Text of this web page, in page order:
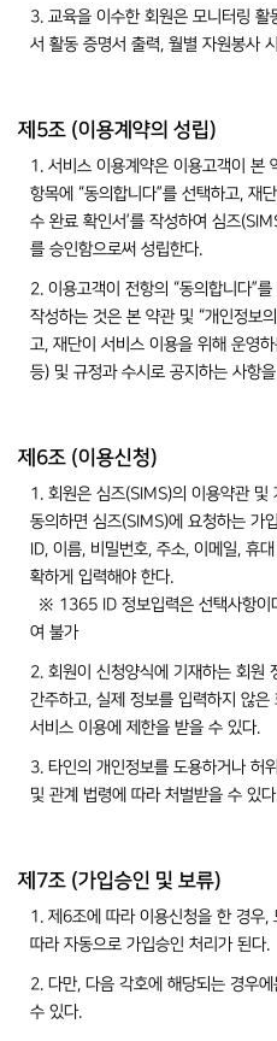
3. 교육을 이수한 회원은 모니터링 활
서 활동 증명서 출력, 월별 자원봉사
제5조 (이용계약의 성립)
1. 서비스 이용계약은 이용고객이 본
항목에 “동의합니다”를 선택하고, 재
수 완료 확인서’를 작성하여 심즈
를 승인함으로써 성립한다.
2. 이용고객이 전항의 “동의합니다”
작성하는 것은 본 약관 및 “개인정보
고, 재단이 서비스 이용을 위해 운영
등) 및 규정과 수시로 공지하는 사항
제6조 (이용신청)
1. 회원은 심즈(SIMS)의 이용약관 및
동의하면 심즈(SIMS)에 요청하는 가
ID, 이름, 비밀번호, 주소, 이메일, 휴
확하게 입력해야 한다.
※ 1365 ID 정보입력은 선택사항이
여 불가
2. 회원이 신청양식에 기재하는 회원
간주하고, 실제 정보를 입력하지 않
서비스 이용에 제한을 받을 수 있다.
3. 타인의 개인정보를 도용하거나 허
및 관계 법령에 따라 처벌받을 수 있
제7조 (가입승인 및 보류)
1. 제6조에 따라 이용신청을 한 경우,
따라 자동으로 가입승인 처리가 된다.
2. 다만, 다음 각호에 해당되는 경우
수 있다.